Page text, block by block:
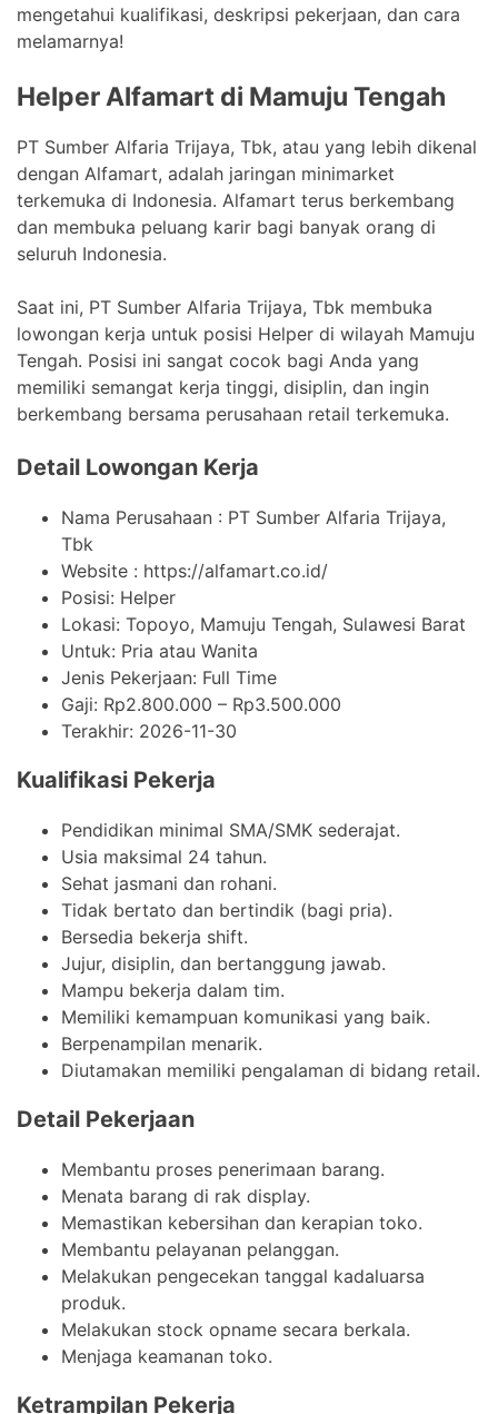
mengetahui kualifikasi, deskripsi pekerjaan, dan cara
melamarnya!
Helper Alfamart di Mamuju Tengah
PT Sumber Alfaria Trijaya, Tbk, atau yang lebih dikenal
dengan Alfamart, adalah jaringan minimarket
terkemuka di Indonesia. Alfamart terus berkembang
dan membuka peluang karir bagi banyak orang di
seluruh Indonesia.
Saat ini, PT Sumber Alfaria Trijaya, Tbk membuka
lowongan kerja untuk posisi Helper di wilayah Mamuju
Tengah. Posisi ini sangat cocok bagi Anda yang
memiliki semangat kerja tinggi, disiplin, dan ingin
berkembang bersama perusahaan retail terkemuka.
Detail Lowongan Kerja
Nama Perusahaan : PT Sumber Alfaria Trijaya,
Tbk
Website : https://alfamart.co.id/
Posisi: Helper
Lokasi: Topoyo, Mamuju Tengah, Sulawesi Barat
Untuk: Pria atau Wanita
Jenis Pekerjaan: Full Time
Gaji: Rp2.800.000 – Rp3.500.000
Terakhir: 2026-11-30
Kualifikasi Pekerja
Pendidikan minimal SMA/SMK sederajat.
Usia maksimal 24 tahun.
Sehat jasmani dan rohani.
Tidak bertato dan bertindik (bagi pria).
Bersedia bekerja shift.
Jujur, disiplin, dan bertanggung jawab.
Mampu bekerja dalam tim.
Memiliki kemampuan komunikasi yang baik.
Berpenampilan menarik.
Diutamakan memiliki pengalaman di bidang retail.
Detail Pekerjaan
Membantu proses penerimaan barang.
Menata barang di rak display.
Memastikan kebersihan dan kerapian toko.
Membantu pelayanan pelanggan.
Melakukan pengecekan tanggal kadaluarsa
produk.
Melakukan stock opname secara berkala.
Menjaga keamanan toko.
Ketrampilan Pekerja